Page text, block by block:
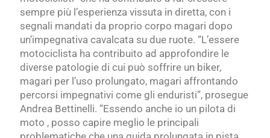
sempre più l’esperienza vissuta in diretta, con i
segnali mandati da proprio corpo magari dopo
un’impegnativa cavalcata su due ruote. “L’essere
motociclista ha contribuito ad approfondire le
diverse patologie di cui può soffrire un biker,
magari per l’uso prolungato, magari affrontando
percorsi impegnativi come gli enduristi”, prosegue
Andrea Bettinelli. “Essendo anche io un pilota di
moto , posso capire meglio le principali